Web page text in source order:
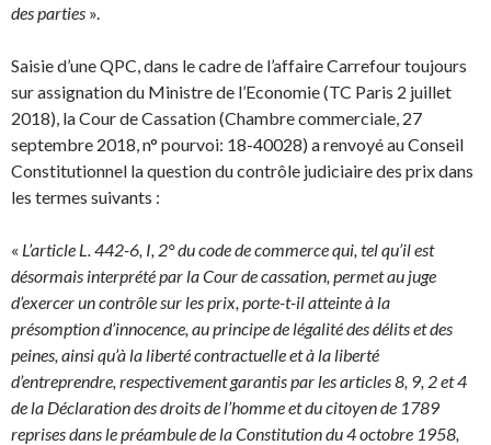
des parties ».
Saisie d’une QPC, dans le cadre de l’affaire Carrefour toujours
sur assignation du Ministre de l’Economie (TC Paris 2 juillet
2018), la Cour de Cassation (Chambre commerciale, 27
septembre 2018, n° pourvoi: 18-40028) a renvoyé au Conseil
Constitutionnel la question du contrôle judiciaire des prix dans
les termes suivants :
« L’article L. 442-6, I, 2° du code de commerce qui, tel qu’il est
désormais interprété par la Cour de cassation, permet au juge
d’exercer un contrôle sur les prix, porte-t-il atteinte à la
présomption d’innocence, au principe de légalité des délits et des
peines, ainsi qu’à la liberté contractuelle et à la liberté
d’entreprendre, respectivement garantis par les articles 8, 9, 2 et 4
de la Déclaration des droits de l’homme et du citoyen de 1789
reprises dans le préambule de la Constitution du 4 octobre 1958,